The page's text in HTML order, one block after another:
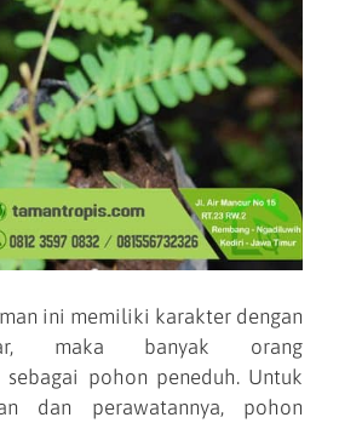
ini memiliki karakter dengan
maka banyak orang
sebagai pohon peneduh. Untuk
dan perawatannya, pohon